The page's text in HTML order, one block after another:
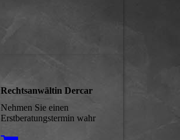
Rechtsanwältin Dercar
Nehmen Sie einen
Erstberatungstermin wahr